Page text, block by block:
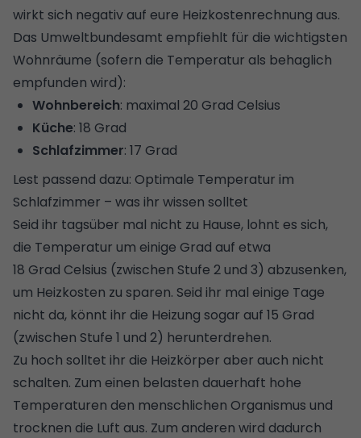
wirkt sich negativ auf eure Heizkostenrechnung aus.
Das Umweltbundesamt empfiehlt für die wichtigsten
Wohnräume (sofern die Temperatur als behaglich
empfunden wird):
Wohnbereich: maximal 20 Grad Celsius
Küche: 18 Grad
Schlafzimmer: 17 Grad
Lest passend dazu: Optimale Temperatur im
Schlafzimmer – was ihr wissen solltet
Seid ihr tagsüber mal nicht zu Hause, lohnt es sich,
die Temperatur um einige Grad auf etwa
18 Grad Celsius (zwischen Stufe 2 und 3) abzusenken,
um Heizkosten zu sparen. Seid ihr mal einige Tage
nicht da, könnt ihr die Heizung sogar auf 15 Grad
(zwischen Stufe 1 und 2) herunterdrehen.
Zu hoch solltet ihr die Heizkörper aber auch nicht
schalten. Zum einen belasten dauerhaft hohe
Temperaturen den menschlichen Organismus und
trocknen die Luft aus. Zum anderen wird dadurch